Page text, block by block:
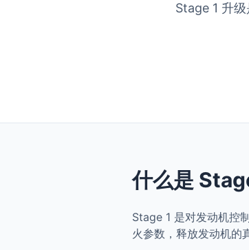
Stage 1 升
什么是
Stage 1 是对发动机控
火参数，释放发动机的